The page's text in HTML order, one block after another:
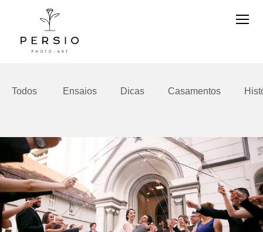
Todos Ensaios Dicas Casamentos